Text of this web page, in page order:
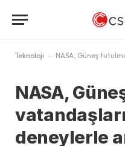
Teknoloji - NASA, Güneş tutulmasını
NASA,
deneylerle